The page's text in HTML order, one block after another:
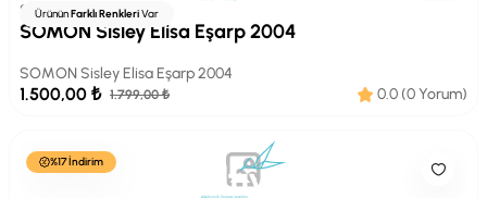
ÜrününFarklı RenkleriVar
SİSLEY
SOMON Sisley Elisa Eşarp 2004
SOMON Sisley Elisa Eşarp 2004
1.500,00 ₺ 1.799,00 ₺ 0.0 (0 Yorum)
%17 İndirim